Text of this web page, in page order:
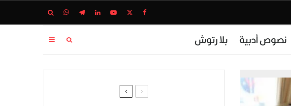
نصوص أدبية بلا رتوش